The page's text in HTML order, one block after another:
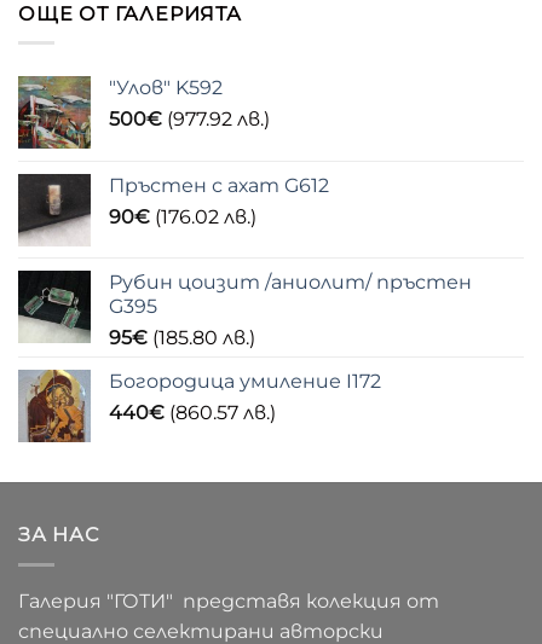
ОЩЕ ОТ ГАЛЕРИЯТА
"Улов" K592
500€ (977.92 лв.)
Пръстен с ахат G612
90€ (176.02 лв.)
Рубин цоизит /аниолит/ пръстен
G395
95€ (185.80 лв.)
Богородица умиление I172
440€ (860.57 лв.)
ЗА НАС
Галерия "ГОТИ" представя колекция от
специално селектирани авторски